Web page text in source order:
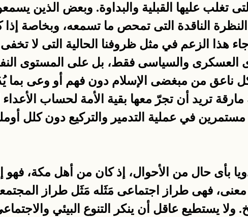
عليها القبلية والبداوة. وبعض الذين
الناقدة التى تمحص ما تسمعه، وبخاصة إذا
الزعم في مثل ظروفنا الحالية التى لا
العسكرى والسياسى فقط، بل على المستوى
كل ناعق من مبغضى الإسلام دون فهم أو وعى بما
مارقة تريد أن تجرّ معها بقية الأمة لحساب
في عملية التدمير والتركيع دون كلل
بأى حال من الأحوال، إذ كان من أهل مكة،
فهى طراز اجتماعى مَثَله مَثَل طراز
يستطيع عاقل أن ينكر التنوع البيئي